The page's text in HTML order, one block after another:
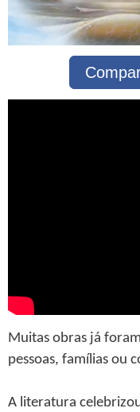
Muitas obras já
pessoas, famílias ou
A literatura